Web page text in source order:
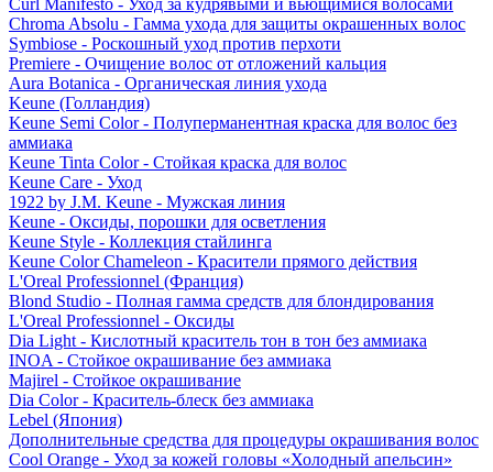
Curl Manifesto - Уход за кудрявыми и вьющимися волосами
Chroma Absolu - Гамма ухода для защиты окрашенных волос
Symbiose - Роскошный уход против перхоти
Premiere - Очищение волос от отложений кальция
Aura Botanica - Органическая линия ухода
Keune (Голландия)
Keune Semi Color - Полуперманентная краска для волос без
аммиака
Keune Tinta Color - Стойкая краска для волос
Keune Care - Уход
1922 by J.M. Keune - Мужская линия
Keune - Оксиды, порошки для осветления
Keune Style - Коллекция стайлинга
Keune Color Chameleon - Красители прямого действия
L'Oreal Professionnel (Франция)
Blond Studio - Полная гамма средств для блондирования
L'Oreal Professionnel - Оксиды
Dia Light - Кислотный краситель тон в тон без аммиака
INOA - Стойкое окрашивание без аммиака
Majirel - Стойкое окрашивание
Dia Color - Краситель-блеск без аммиака
Lebel (Япония)
Дополнительные средства для процедуры окрашивания волос
Cool Orange - Уход за кожей головы «Холодный апельсин»